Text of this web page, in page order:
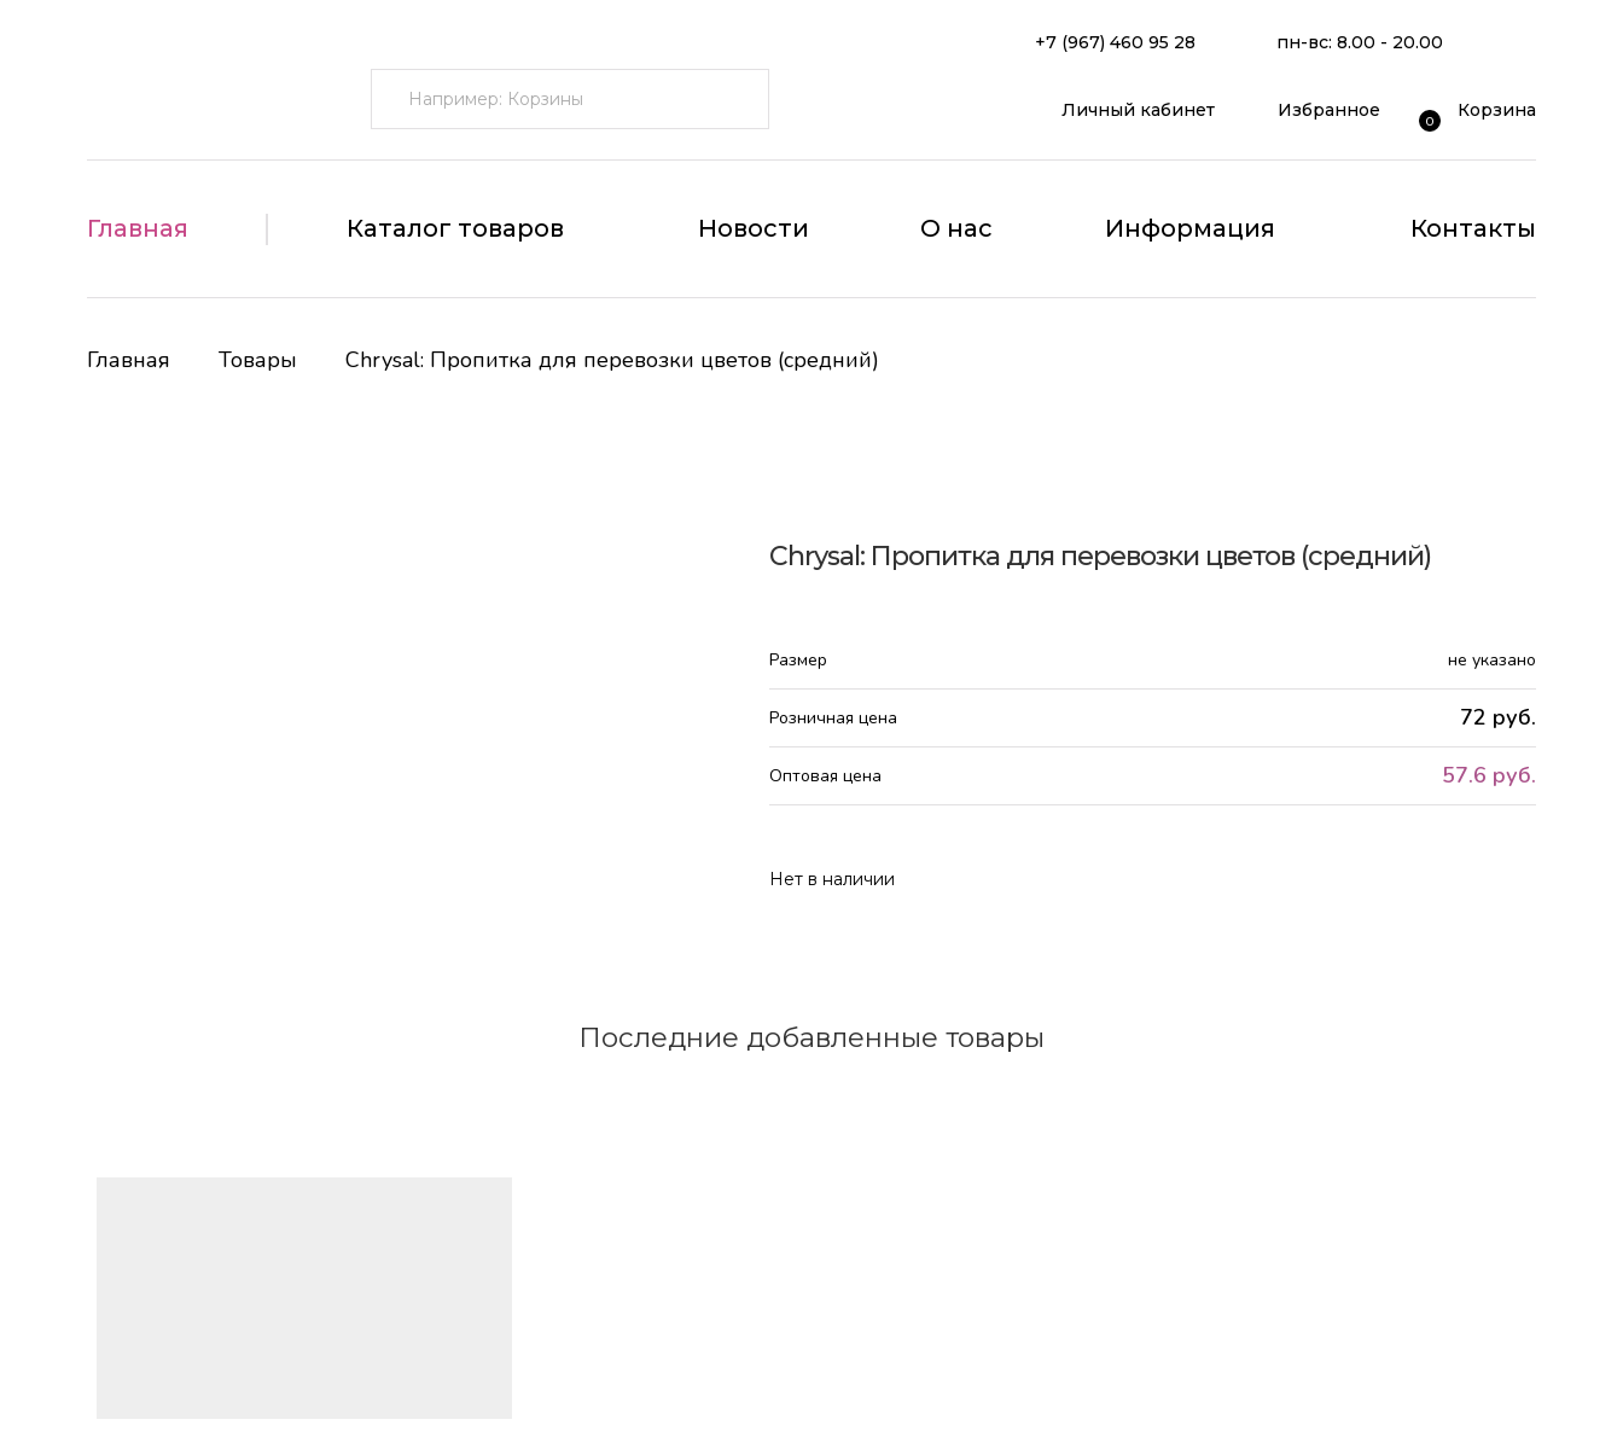
+7 (967) 460 95 28 пн-вс: 8.00 - 20.00
Личный кабинет Избранное
0
Корзина
Главная Каталог товаров Новости О нас Информация Контакты
Главная Товары Chrysal: Пропитка для перевозки цветов (средний)
Chrysal: Пропитка для перевозки цветов (средний)
Размер не указано
Розничная цена 72 руб.
Оптовая цена 57.6 руб.
Нет в наличии
Последние добавленные товары